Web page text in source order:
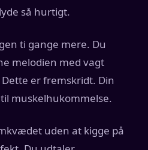
så hurtigt.
ti gange mere. Du
melodien med vagt
er fremskridt. Din
muskelhukommelse.
uden at kigge på